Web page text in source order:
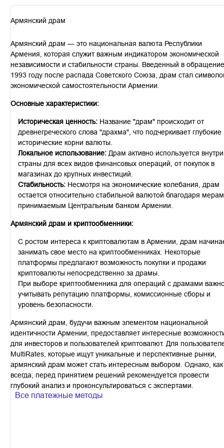
Армянский драм
Армянский драм — это национальная валюта Республики
Армения, которая служит важным индикатором экономической
независимости и стабильности страны. Введенный в
1993 году после распада Советского Союза, драм стал
экономической самостоятельности Армении.
Основные характеристики:
Историческая ценность: Название "драм" происходит от
древнегреческого слова "драхма", что подчеркивает глубокие
исторические корни валюты.
Локальное использование: Драм активно используется внутри
страны для всех видов финансовых операций, от покупок в
магазинах до крупных инвестиций.
Стабильность: Несмотря на экономические колебания, драм
остается относительно стабильной валютой благодаря
принимаемым Центральным банком Армении.
Армянский драм и криптообменники:
С ростом интереса к криптовалютам в Армении, драм
занимать свое место на криптообменниках. Некоторые
платформы предлагают возможность покупки и продажи
криптовалюты непосредственно за драмы.
При выборе криптообменника для операций с драмами
учитывать репутацию платформы, комиссионные сборы и
уровень безопасности.
Армянский драм, будучи важным элементом национальной
идентичности Армении, предоставляет интересные
для инвесторов и пользователей криптовалют. Для
MultiRates, которые ищут уникальные и перспективные рынки,
армянский драм может стать интересным выбором. Однако,
всегда, перед принятием решений рекомендуется провести
глубокий анализ и проконсультироваться с экспертами.
Все платежные методы